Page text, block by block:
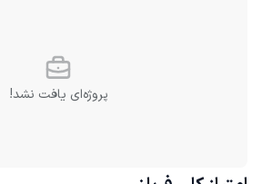
پروژه‌ای یافت نشد!